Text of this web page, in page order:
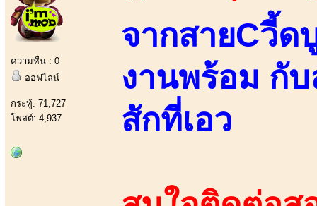
ความหื่น : 0
ออฟไลน์
กระทู้: 71,727
โพสต์: 4,937
จากสายCวี้ด
งานพร้อม กั
สักที่เอว